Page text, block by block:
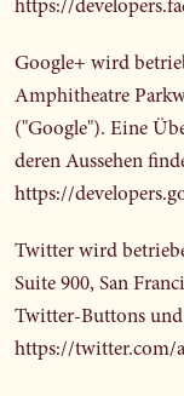
https://
Google+ wird
Amphitheatre
("Google"). Eine
deren Aussehen
https://
Twitter wird
Suite 900, San
Twitter-Buttons und
https://twitter.com/